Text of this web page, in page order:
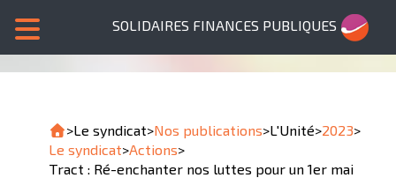
SOLIDAIRES FINANCES PUBLIQUES
>Le syndicat>Nos publications>L'Unité>2023>
Le syndicat>Actions>
Tract : Ré-enchanter nos luttes pour un 1er mai